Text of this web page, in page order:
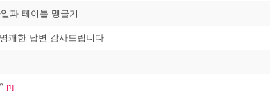
과 테이블 멩글기
쾌한 답변 감사드립니다
[1]